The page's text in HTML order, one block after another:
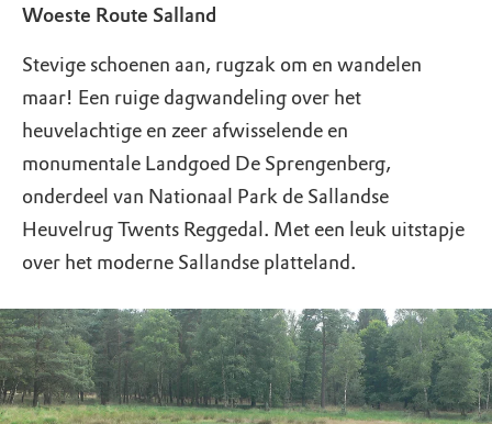
Woeste Route Salland
Stevige schoenen aan, rugzak om en wandelen
maar! Een ruige dagwandeling over het
heuvelachtige en zeer afwisselende en
monumentale Landgoed De Sprengenberg,
onderdeel van Nationaal Park de Sallandse
Heuvelrug Twents Reggedal. Met een leuk uitstapje
over het moderne Sallandse platteland.